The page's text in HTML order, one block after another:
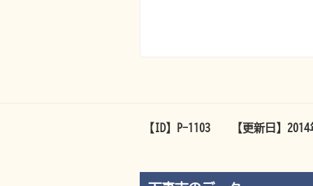
【ID】 P-1103 【更新日】